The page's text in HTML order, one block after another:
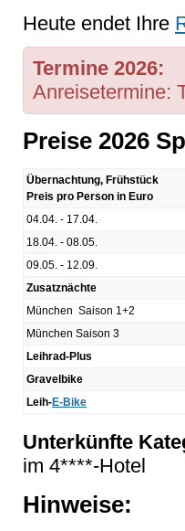
Heute endet Ihre
Termine 2026:
Anreisetermine:
Preise 2026
Übernachtung, Frühstück
Preis pro Person in Euro
04.04. - 17.04.
18.04. - 08.05.
09.05. - 12.09.
Zusatznächte
München Saison 1+2
München Saison 3
Leihrad-Plus
Gravelbike
Leih-E-Bike
Unterkünfte
im 4****-Hotel
Hinweise: